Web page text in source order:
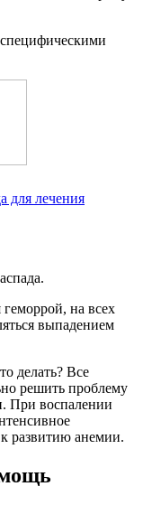
специфическими
для лечения
на всех
выпадением
делать? Все
решить проблему
При воспалении
развитию анемии.